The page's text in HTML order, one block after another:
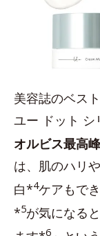
美容誌のベス
ユー ドット シ
オルビス最高峰
は、肌のハリ
白*4ケアもで
*5が気になる
6